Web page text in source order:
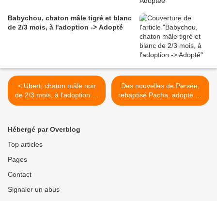
Babychou, chaton mâle tigré et blanc
de 2/3 mois, à l'adoption -> Adopté
< Ubert, chaton mâle noir
de 2/3 mois, à l'adoption ->
adopté
Des nouvelles de Persée,
rebaptisé Pacha, adopté en
décembre 2020 ! >
Hébergé par Overblog
Top articles
Pages
Contact
Signaler un abus